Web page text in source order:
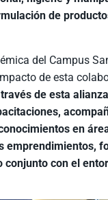
de
del Campus
de esta
de esta
en
emprendimientos,
conjunto con el